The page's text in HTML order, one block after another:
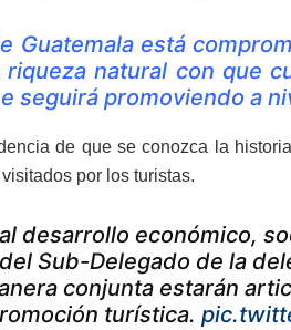
Guatemala está
natural con que
seguirá promoviendo a
de que se conozca la
por los turistas.
desarrollo económico,
Sub-Delegado de la
conjunta estarán
turística.